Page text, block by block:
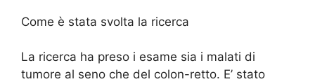
Come è stata svolta la ricerca
La ricerca ha preso i esame sia i malati di
tumore al seno che del colon-retto. E’ stato